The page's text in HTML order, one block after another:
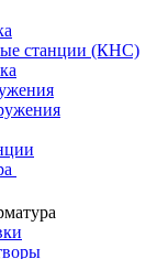
станции (КНС)